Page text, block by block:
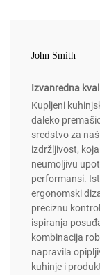
John Smith
Izvanredna
Kupljeni
daleko
sredstvo za
izdržljivost,
neumoljivu
performansi.
ergonomski
preciznu
ispiranja
kombinacija
napravila
kuhinje i